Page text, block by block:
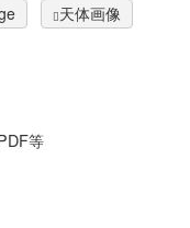
天体画像
等